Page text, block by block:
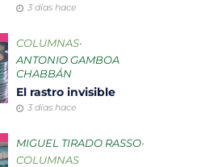
3 días hace
COLUMNAS•
ANTONIO GAMBOA
CHABBÁN
El rastro invisible
3 días hace
MIGUEL TIRADO RASSO•
COLUMNAS